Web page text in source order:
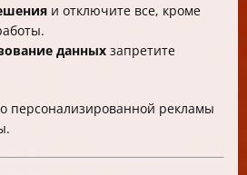
и отключите все, кроме
данных запретите
персонализированной рекламы